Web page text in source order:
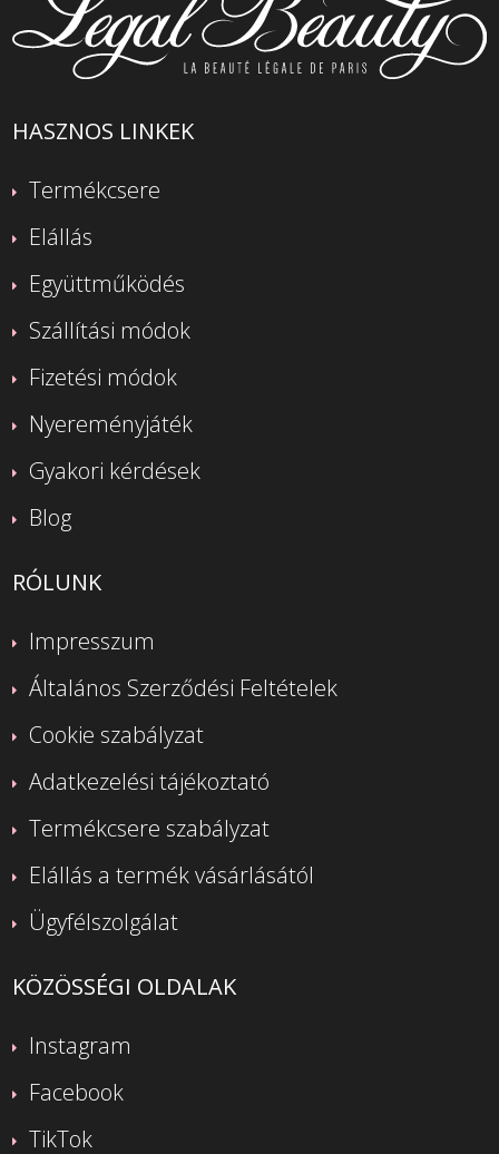
HASZNOS LINKEK
Termékcsere
Elállás
Együttműködés
Szállítási módok
Fizetési módok
Nyereményjáték
Gyakori kérdések
Blog
RÓLUNK
Impresszum
Általános Szerződési Feltételek
Cookie szabályzat
Adatkezelési tájékoztató
Termékcsere szabályzat
Elállás a termék vásárlásától
Ügyfélszolgálat
KÖZÖSSÉGI OLDALAK
Instagram
Facebook
TikTok